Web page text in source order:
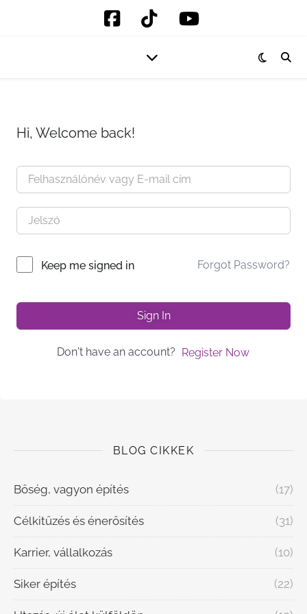
Hi, Welcome back!
Keep me signed in Forgot Password?
Sign In
Don't have an account? Register Now
BLOG CIKKEK
Bőség, vagyon építés (17)
Célkitűzés és énerősítés (31)
Karrier, vállalkozás (10)
Siker építés (22)